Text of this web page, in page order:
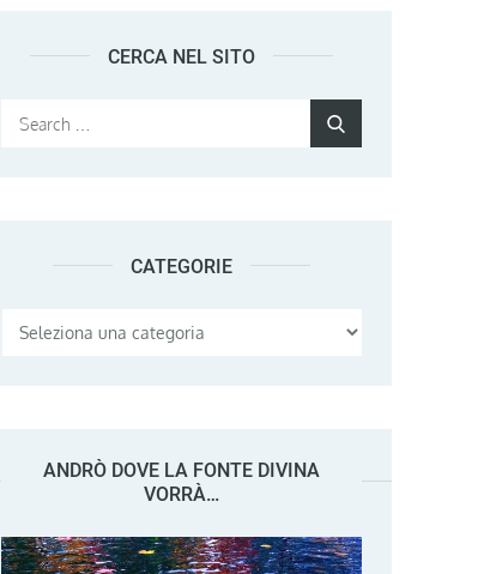
CERCA NEL SITO
Search
CATEGORIE
Categorie
ANDRÒ DOVE LA FONTE DIVINA
VORRÀ…